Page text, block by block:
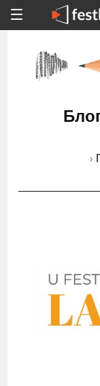
›